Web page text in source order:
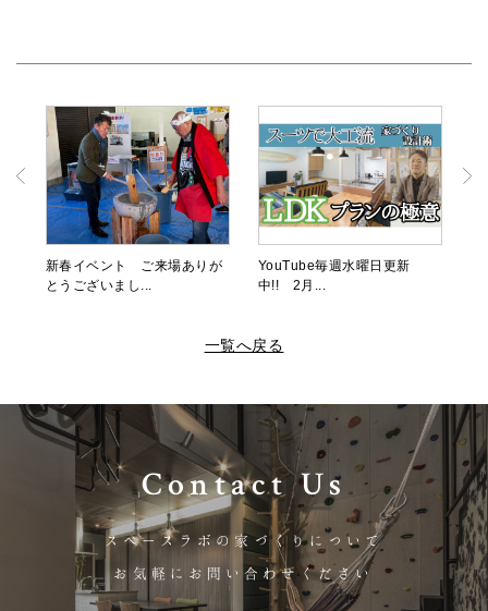
新春イベント ご来場ありが
とうございまし...
YouTube毎週水曜日更新
中!! 2月...
一覧へ戻る
Contact Us
スペースラボの家づくりについて
お気軽にお問い合わせください